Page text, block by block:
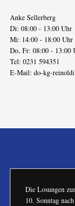
Anke Sellerberg
Di: 08:00 - 13:00 Uhr
Mi: 14:00 - 18:00 Uhr
Do, Fr: 08:00 - 13:00
Tel: 0231 594351
E-Mail: do-kg-
Die Losungen
10. Sonntag